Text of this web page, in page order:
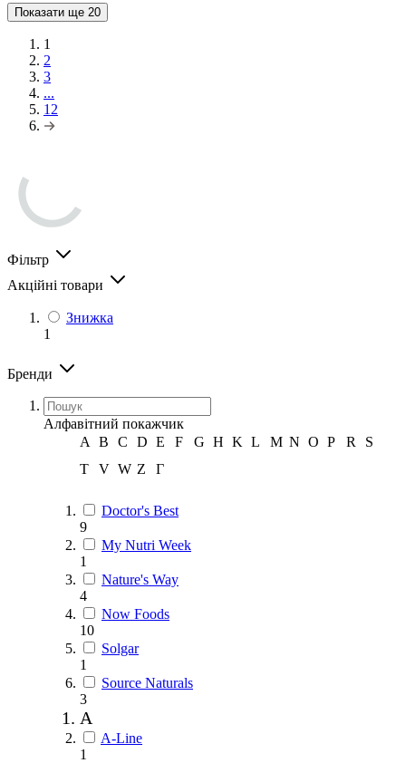
Показати ще 20
1
2
3
...
12
Фільтр
Акційні товари
Знижка
1
Бренди
Алфавітний покажчик
A
B C D E F G H K L M N O P R
S
T
V W Z Г
Doctor's Best
9
My Nutri Week
1
Nature's Way
4
Now Foods
10
Solgar
1
Source Naturals
3
A
A-Line
1